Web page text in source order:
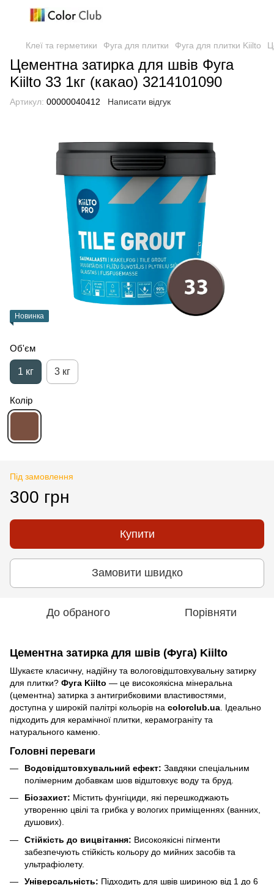
Клеї та герметики Фуга для плитки Фуга для плитки Kiilto
Цементна затирка для швів Фуга
Kiilto 33 1кг (какао) 3214101090
Артикул: 00000040412 Написати відгук
Новинка
Об'єм
1 кг 3 кг
Колір
Під замовлення
300 грн
Купити
Замовити швидко
До обраного Порівняти
Цементна затирка для швів (Фуга) Kiilto
Шукаєте класичну, надійну та вологовідштовхувальну затирку
для плитки? Фуга Kiilto — це високоякісна мінеральна
(цементна) затирка з антигрибковими властивостями,
доступна у широкій палітрі кольорів на colorclub.ua . Ідеально
підходить для керамічної плитки, керамограніту та
натурального каменю.
Головні переваги
Водовідштовхувальний ефект: Завдяки спеціальним
полімерним добавкам шов відштовхує воду та бруд.
Біозахист: Містить фунгіциди, які перешкоджають
утворенню цвілі та грибка у вологих приміщеннях (ванних,
душових).
Стійкість до вицвітання: Високоякісні пігменти
забезпечують стійкість кольору до мийних засобів та
ультрафіолету.
Універсальність: Підходить для швів шириною від 1 до 6